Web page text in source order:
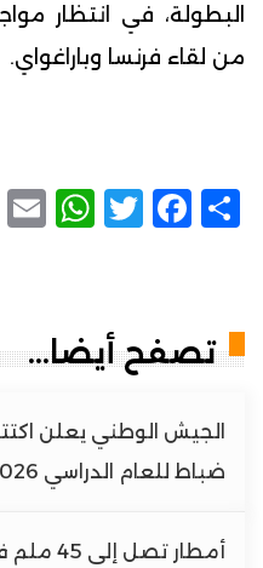
البطولة، في انتظار
من لقاء فرنسا وباراغواي.
Share
تصفح أيضا...
الجيش الوطني يعلن
ضباط للعام الدراسي 2026-2027
أمطار